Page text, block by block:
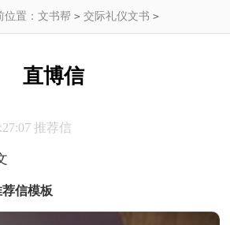
位置： 文书帮 > 交际礼仪文书 >
直博信
推荐信
信模板